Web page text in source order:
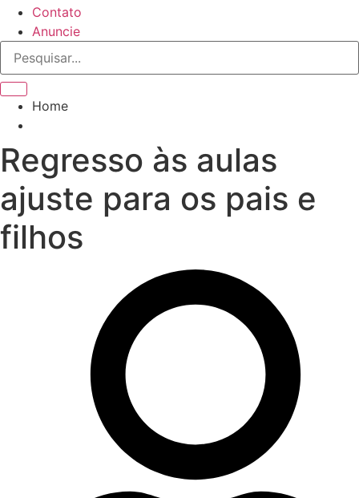
Contato
Anuncie
Home
Regresso às aulas
ajuste para os pais e
filhos